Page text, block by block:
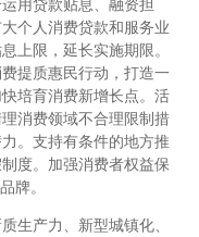
用贷款贴息、融资担
个人消费贷款和服务业
上限，延长实施期限。
提质惠民行动，打造一
培育消费新增长点。活
消费领域不合理限制措
。支持有条件的地方推
度。加强消费者权益保
牌。
生产力、新型城镇化、